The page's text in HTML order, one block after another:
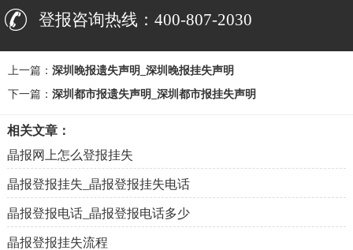
登报咨询热线：400-807-2030
上一篇： 深圳晚报遗失声明_深圳晚报挂失声明
下一篇： 深圳都市报遗失声明_深圳都市报挂失声明
相关文章：
晶报网上怎么登报挂失
晶报登报挂失_晶报登报挂失电话
晶报登报电话_晶报登报电话多少
晶报登报挂失流程